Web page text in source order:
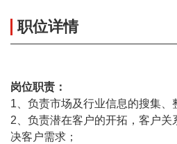
职位详情
岗位职责：
1、负责市场及行业信息的搜集、
2、负责潜在客户的开拓，客户
决客户需求；